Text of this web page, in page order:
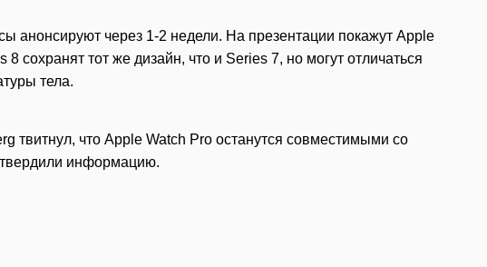
анонсируют через 1-2 недели. На презентации покажут Apple
сохранят тот же дизайн, что и Series 7, но могут отличаться
тела.
твитнул, что Apple Watch Pro останутся совместимыми со
информацию.